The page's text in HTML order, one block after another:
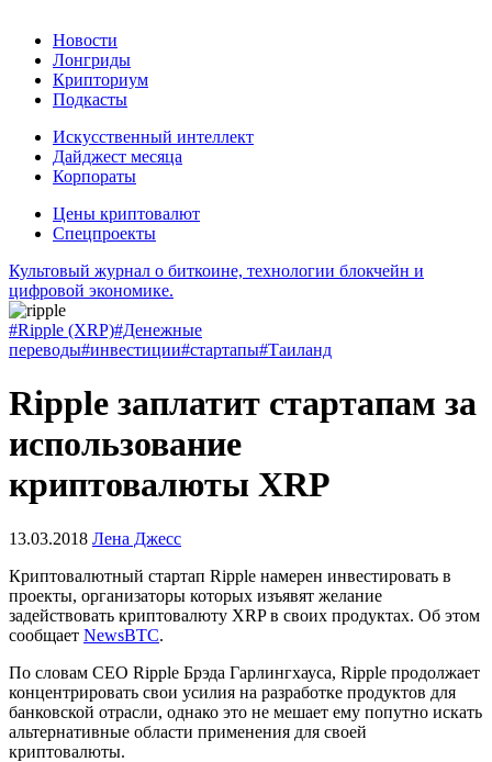
Новости
Лонгриды
Крипториум
Подкасты
Искусственный интеллект
Дайджест месяца
Корпораты
Цены криптовалют
Спецпроекты
Культовый журнал о биткоине, технологии блокчейн и
цифровой экономике.
#Ripple (XRP)#Денежные
переводы#инвестиции#стартапы#Таиланд
Ripple заплатит стартапам за
использование
криптовалюты XRP
13.03.2018 Лена Джесс
Криптовалютный стартап Ripple намерен инвестировать в
проекты, организаторы которых изъявят желание
задействовать криптовалюту XRP в своих продуктах. Об этом
сообщает NewsBTC.
По словам CEO Ripple Брэда Гарлингхауса, Ripple продолжает
концентрировать свои усилия на разработке продуктов для
банковской отрасли, однако это не мешает ему попутно искать
альтернативные области применения для своей
криптовалюты.